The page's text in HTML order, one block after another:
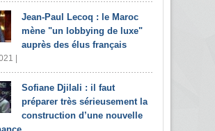
Jean-Paul Lecoq : le Maroc
mène "un lobbying de luxe"
auprès des élus français
|
Sofiane Djilali : il faut
préparer très sérieusement la
construction d’une nouvelle